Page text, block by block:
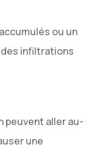
ou un
infiltrations
peuvent aller au-
une